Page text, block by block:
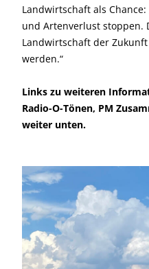
Landwirtschaft als
und Artenverlust stoppen.
Landwirtschaft der
werden.“
Links zu weiteren
Radio-O-Tönen, PM
weiter unten.